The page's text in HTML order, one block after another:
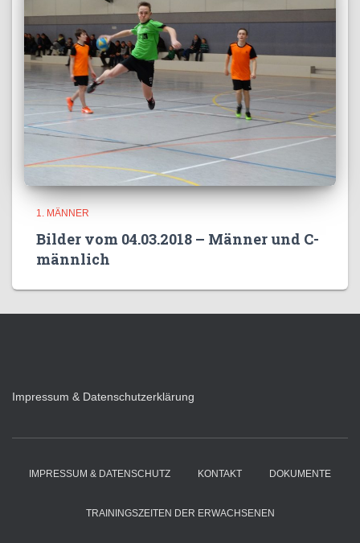
1. MÄNNER
Bilder vom 04.03.2018 – Männer und C-
männlich
Impressum & Datenschutzerklärung
IMPRESSUM & DATENSCHUTZ KONTAKT DOKUMENTE
TRAININGSZEITEN DER ERWACHSENEN